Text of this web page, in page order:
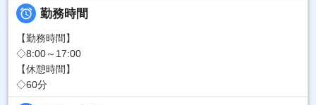
 勤務時間
【勤務時間】
◇8:00～17:00
【休憩時間】
◇60分